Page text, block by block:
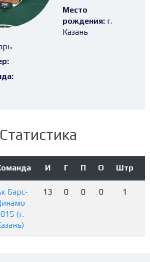
Место
рождения: г.
Казань
Статистика
И Г П О Штр
Барс-
(г.
13 0 0 0 1